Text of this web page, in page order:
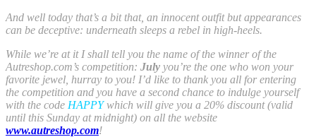
And well today that’s a bit that, an innocent outfit but appearances
can be deceptive: underneath sleeps a rebel in high-heels.
While we’re at it I shall tell you the name of the winner of the
Autreshop.com’s competition: July you’re the one who won your
favorite jewel, hurray to you! I’d like to thank you all for entering
the competition and you have a second chance to indulge yourself
with the code HAPPYwhich will give you a 20% discount (valid
until this Sunday at midnight) on all the website
www.autreshop.com!